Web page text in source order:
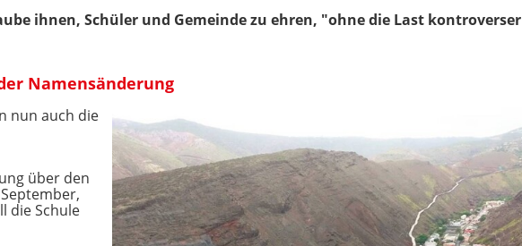
ihnen, Schüler und Gemeinde zu ehren, "ohne die Last kontroverser
Namensänderung
nun auch die
über den
die Schule